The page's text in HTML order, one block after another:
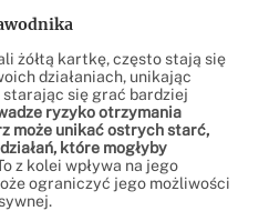
żółtą kartkę, często stają się
działaniach, unikając
się grać bardziej
ryzyko otrzymania
może unikać ostrych starć,
które mogłyby
z kolei wpływa na jego
ograniczyć jego możliwości